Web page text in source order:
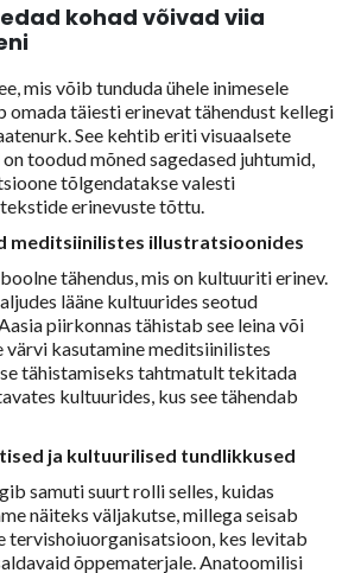
kohad võivad viia
mis võib tunduda ühele inimesele
omada täiesti erinevat tähendust kellegi
See kehtib eriti visuaalsete
toodud mõned sagedased juhtumid,
tõlgendatakse valesti
erinevuste tõttu.
meditsiinilistes illustratsioonides
tähendus, mis on kultuuriti erinev.
lääne kultuurides seotud
piirkonnas tähistab see leina või
värvi kasutamine meditsiinilistes
tähistamiseks tahtmatult tekitada
kultuurides, kus see tähendab
ja kultuurilised tundlikkused
samuti suurt rolli selles, kuidas
näiteks väljakutse, millega seisab
tervishoiuorganisatsioon, kes levitab
õppematerjale. Anatoomilisi